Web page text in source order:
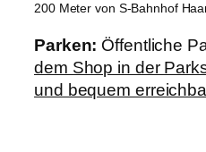
200 Meter von S-Bahnhof
Parken: Öffentliche
dem Shop in der
und bequem